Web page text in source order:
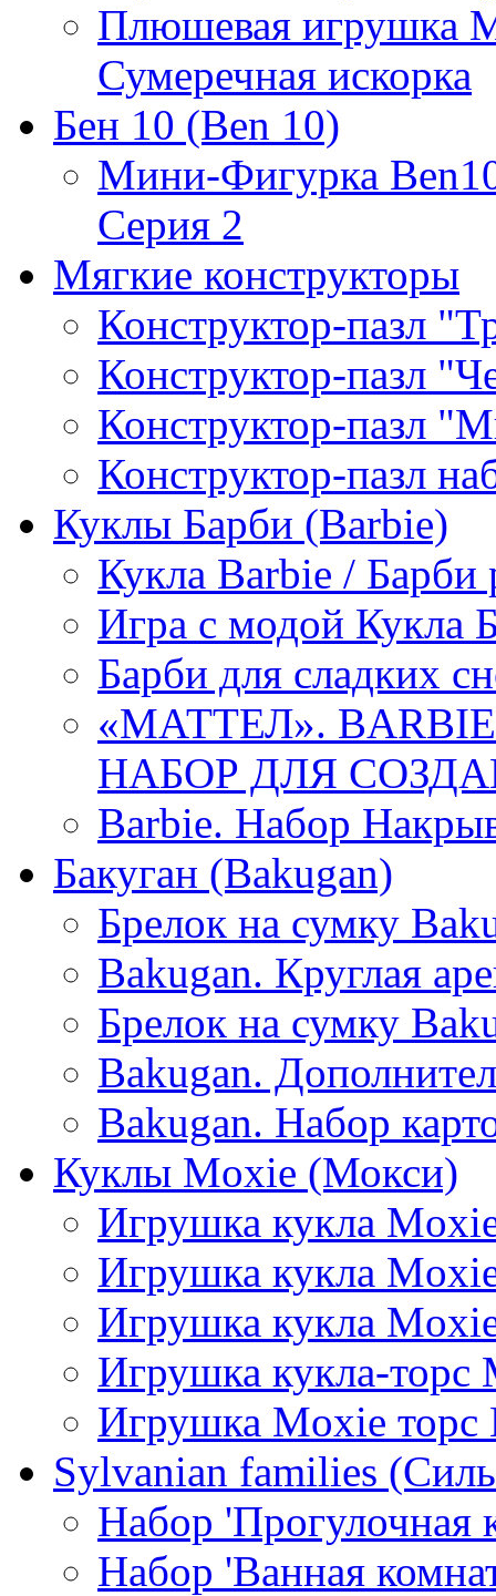
Плюшевая игрушка
Сумеречная искорка
Бен 10 (Ben 10)
Мини-Фигурка Ben10
Серия 2
Мягкие конструкторы
Конструктор-пазл
Конструктор-пазл
Конструктор-пазл
Конструктор-пазл
Куклы Барби (Barbie)
Кукла Barbie / Барби
Игра с модой Кукла
Барби для сладких
«МАТТЕЛ».
НАБОР ДЛЯ
Barbie. Набор
Бакуган (Bakugan)
Брелок на сумку
Bakugan. Круглая
Брелок на сумку
Bakugan.
Bakugan. Набор
Куклы Moxie (Мокси)
Игрушка кукла
Игрушка кукла
Игрушка кукла
Игрушка кукла-торс
Игрушка Moxie
Sylvanian families
Набор 'Прогулочная
Набор 'Ванная